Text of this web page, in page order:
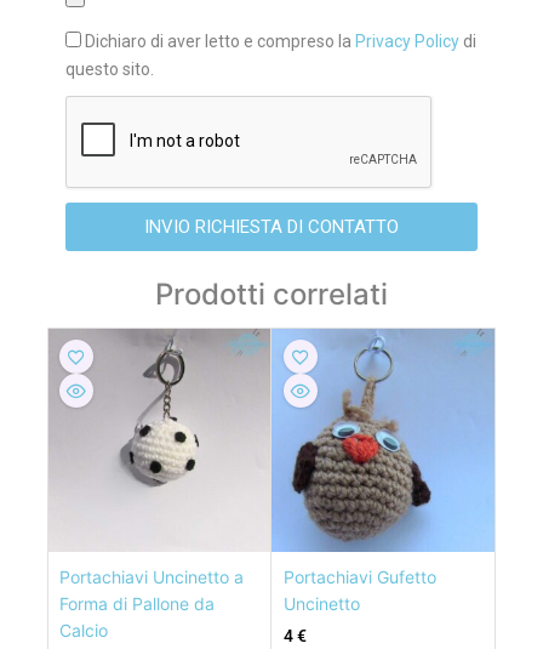
Dichiaro di aver letto e compreso la Privacy Policy di
questo sito.
INVIO RICHIESTA DI CONTATTO
Prodotti correlati
Portachiavi Uncinetto a
Forma di Pallone da
Calcio
Portachiavi Gufetto
Uncinetto
4€